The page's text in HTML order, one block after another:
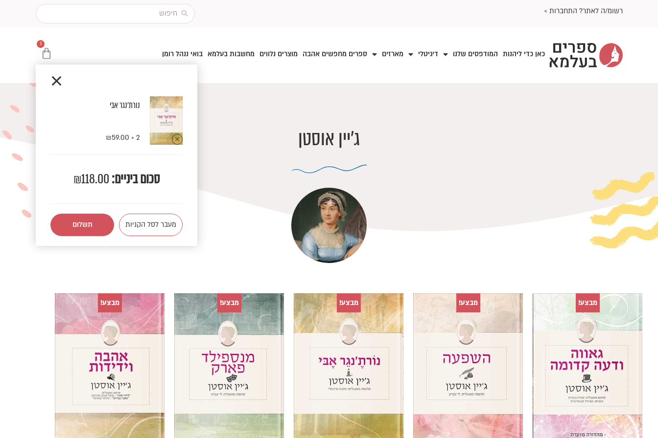
רשומ/ה לאתר? התחברות >
Search
נורת’נגר אבי
2 ×
₪59.00
סכום ביניים: ₪118.00
מעבר לסל הקניות תשלום
2
עגלת
קניות
כאן כדי ליהנות המודפסים שלנו דיגיטלי מארזים ספרים מחפשים אהבה מוצרים נלווים מחשבות בעלמא בואי ננהל רומן
ג׳יין אוסטן
מבצע! מבצע! מבצע! מבצע! מבצע!